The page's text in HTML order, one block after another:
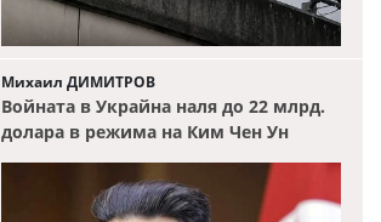
Михаил ДИМИТРОВ
Войната в Украйна наля до 22 млрд.
долара в режима на Ким Чен Ун